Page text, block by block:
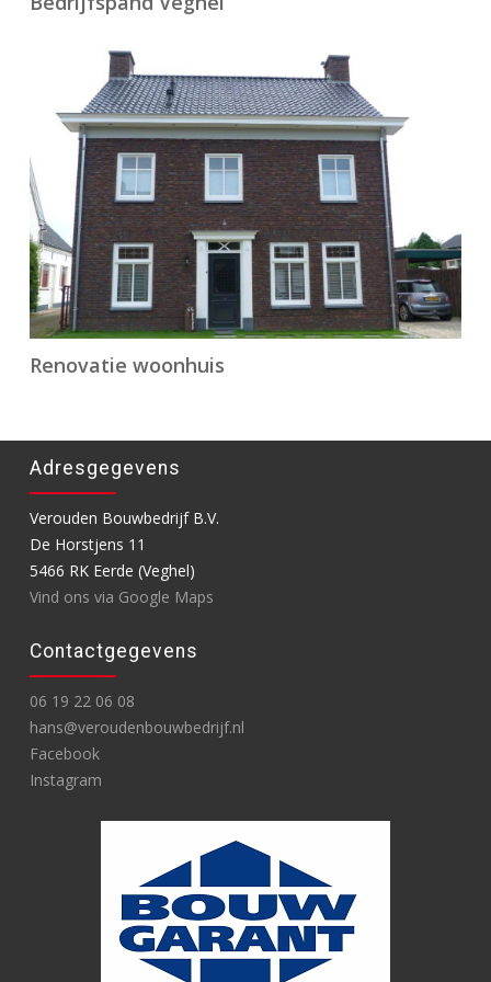
Renovatie woonhuis
Adresgegevens
Verouden Bouwbedrijf B.V.
De Horstjens 11
5466 RK Eerde (Veghel)
Vind ons via Google Maps
Contactgegevens
06 19 22 06 08
hans@veroudenbouwbedrijf.nl
Facebook
Instagram